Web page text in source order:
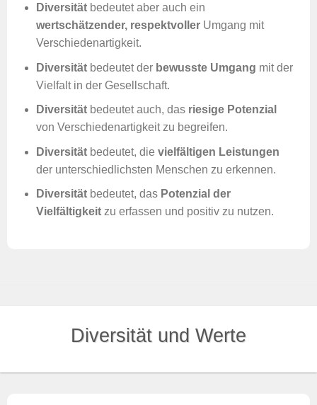
Diversitätbedeutet aber auch ein
wertschätzender, respektvollerUmgang mit
Verschiedenartigkeit.
Diversitätbedeutet der bewusste Umgang mit der
Vielfalt in der Gesellschaft.
Diversitätbedeutet auch, das riesige Potenzial
von Verschiedenartigkeit zu begreifen.
Diversitätbedeutet, die vielfältigen Leistungen
der unterschiedlichsten Menschen zu erkennen.
Diversitätbedeutet, das Potenzial der
Vielfältigkeitzu erfassen und positiv zu nutzen.
Diversität und Werte